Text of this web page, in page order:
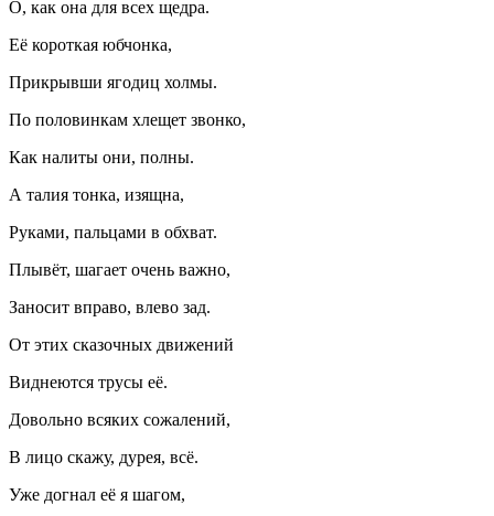
О, как она для всех щедра.
Её короткая юбчонка,
Прикрывши ягодиц холмы.
По половинкам хлещет звонко,
Как налиты они, полны.
А талия тонка, изящна,
Руками, пальцами в обхват.
Плывёт, шагает очень важно,
Заносит вправо, влево зад.
От этих сказочных движений
Виднеются трусы её.
Довольно всяких сожалений,
В лицо скажу, дурея, всё.
Уже догнал её я шагом,